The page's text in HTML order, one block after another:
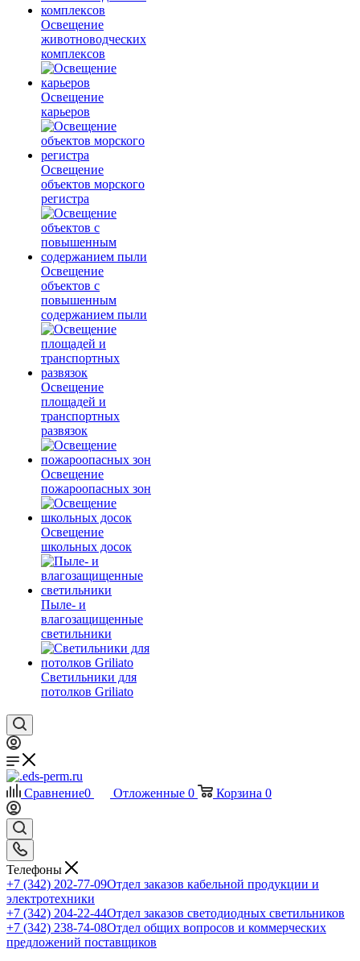
Освещение
животноводческих
комплексов
Освещение
карьеров
Освещение
объектов морского
регистра
Освещение
объектов с
повышенным
содержанием пыли
Освещение
площадей и
транспортных
развязок
Освещение
пожароопасных зон
Освещение
школьных досок
Пыле- и
влагозащищенные
светильники
Светильники для
потолков Griliato
Сравнение0 Отложенные 0 Корзина 0
Телефоны
+7 (342) 202-77-09Отдел заказов кабельной продукции и
электротехники
+7 (342) 204-22-44Отдел заказов светодиодных светильников
+7 (342) 238-74-08Отдел общих вопросов и коммерческих
предложений поставщиков